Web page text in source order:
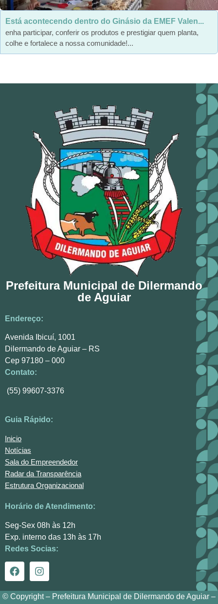
Está acontecendo dentro do Ginásio da EMEF Valen...
enha participar, conferir os produtos e prestigiar quem planta,
colhe e fortalece a nossa comunidade!...
Prefeitura Municipal de Dilermando
de Aguiar
Endereço:
Avenida Ibicuí, 1001
Dilermando de Aguiar – RS
Cep 97180 – 000
Contato:
(55) 99607-3376
Guia Rápido:
Inicio
Notícias
Sala do Empreendedor
Radar da Transparência
Estrutura Organizacional
Horário de Atendimento:
Seg-Sex 08h às 12h
Exp. interno das 13h às 17h
Redes Socias:
© Copyright – Prefeitura Municipal de Dilermando de Aguiar –